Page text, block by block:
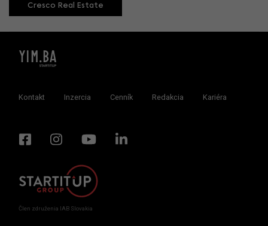
Cresco Real Estate
Kontakt Inzercia Cenník Redakcia Kariéra
Člen združenia IAB Slovakia